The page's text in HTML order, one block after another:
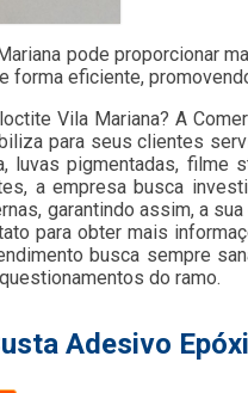
pode proporcionar
forma eficiente,
Vila Mariana? A
para seus clientes
luvas pigmentadas, filme
a empresa busca
garantindo assim, a
para obter mais
busca sempre
do ramo.
Adesivo